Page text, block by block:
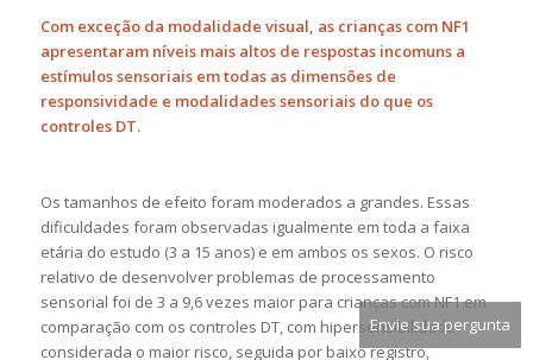
Envie sua pergunta
Com exceção da modalidade visual, as crianças com NF1
apresentaram níveis mais altos de respostas incomuns a
estímulos sensoriais em todas as dimensões de
responsividade e modalidades sensoriais do que os
controles DT.
Os tamanhos de efeito foram moderados a grandes. Essas
dificuldades foram observadas igualmente em toda a faixa
etária do estudo (3 a 15 anos) e em ambos os sexos. O risco
relativo de desenvolver problemas de processamento
sensorial foi de 3 a 9,6 vezes maior para crianças com NF1 em
comparação com os controles DT, com hipersensibilidade
considerada o maior risco, seguida por baixo registro,